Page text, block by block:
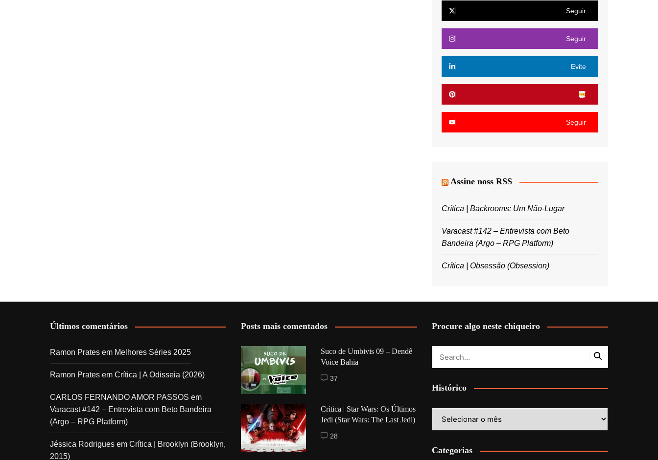
Seguir
Seguir
Evite
Seguir
Assine noss RSS
Crítica | Backrooms: Um Não-Lugar
Varacast #142 – Entrevista com Beto
Bandeira (Argo – RPG Platform)
Crítica | Obsessão (Obsession)
Últimos comentários
Ramon Prates em Melhores Séries 2025
Ramon Prates em Crítica | A Odisseia (2026)
CARLOS FERNANDO AMOR PASSOS em
Varacast #142 – Entrevista com Beto Bandeira
(Argo – RPG Platform)
Jéssica Rodrigues em Crítica | Brooklyn (Brooklyn,
2015)
Posts mais comentados
Suco de Umbivis 09 – Dendê
Voice Bahia
37
Crítica | Star Wars: Os Últimos
Jedi (Star Wars: The Last Jedi)
28
Procure algo neste chiqueiro
Histórico
Categorias